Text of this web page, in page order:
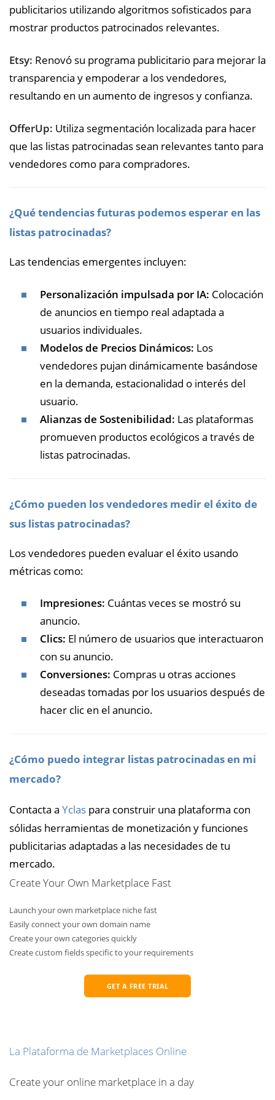
publicitarios utilizando algoritmos sofisticados para
mostrar productos patrocinados relevantes.
Etsy: Renovó su programa publicitario para mejorar la
transparencia y empoderar a los vendedores,
resultando en un aumento de ingresos y confianza.
OfferUp: Utiliza segmentación localizada para hacer
que las listas patrocinadas sean relevantes tanto para
vendedores como para compradores.
¿Qué tendencias futuras podemos esperar en las
listas patrocinadas?
Las tendencias emergentes incluyen:
Personalización impulsada por IA: Colocación
de anuncios en tiempo real adaptada a
usuarios individuales.
Modelos de Precios Dinámicos: Los
vendedores pujan dinámicamente basándose
en la demanda, estacionalidad o interés del
usuario.
Alianzas de Sostenibilidad: Las plataformas
promueven productos ecológicos a través de
listas patrocinadas.
¿Cómo pueden los vendedores medir el éxito de
sus listas patrocinadas?
Los vendedores pueden evaluar el éxito usando
métricas como:
Impresiones: Cuántas veces se mostró su
anuncio.
Clics: El número de usuarios que interactuaron
con su anuncio.
Conversiones: Compras u otras acciones
deseadas tomadas por los usuarios después de
hacer clic en el anuncio.
¿Cómo puedo integrar listas patrocinadas en mi
mercado?
Contacta a Yclas para construir una plataforma con
sólidas herramientas de monetización y funciones
publicitarias adaptadas a las necesidades de tu
mercado.
Create Your Own Marketplace Fast
Launch your own marketplace niche fast
Easily connect your own domain name
Create your own categories quickly
Create custom fields specific to your requirements
GET A FREE TRIAL
La Plataforma de Marketplaces Online
Create your online marketplace in a day